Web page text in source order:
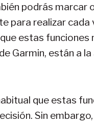
podrás marcar
para realizar cada
estas funciones
Garmin, están a
que estas
Sin